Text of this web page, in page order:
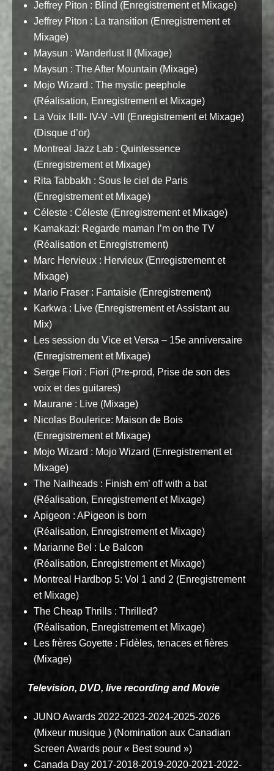
Jeffrey Piton : Blind (Enregistrement et Mixage)
Jeffrey Piton : La transition (Enregistrement et
Mixage)
Maysun : Wanderlust II (Mixage)
Maysun : The After Mountain (Mixage)
Mojo Wizard : The mystic peephole
(Réalisation, Enregistrement et Mixage)
La Voix II-III- IV-V -VII (Enregistrement et Mixage)
(Disque d’or)
Montreal Jazz Lab : Quintessence
(Enregistrement et Mixage)
Rita Tabbakh : Sous le ciel de Paris
(Enregistrement et Mixage)
Céleste : Céleste (Enregistrement et Mixage)
Kamakazi: Regarde maman I’m on the TV
(Réalisation et Enregistrement)
Marc Hervieux : Hervieux (Enregistrement et
Mixage)
Mario Fraser : Fantaisie (Enregistrement)
Karkwa : Live (Enregistrement et Assistant au
Mix)
Les session du Vice et Versa – 15e anniversaire
(Enregistrement et Mixage)
Serge Fiori : Fiori (Pre-prod, Prise de son des
voix et des guitares)
Maurane : Live (Mixage)
Nicolas Boulerice: Maison de Bois
(Enregistrement et Mixage)
Mojo Wizard : Mojo Wizard (Enregistrement et
Mixage)
The Nailheads : Finish em’ off with a bat
(Réalisation, Enregistrement et Mixage)
Apigeon : APigeon is born
(Réalisation, Enregistrement et Mixage)
Marianne Bel : Le Balcon
(Réalisation, Enregistrement et Mixage)
Montreal Hardbop 5: Vol 1 and 2 (Enregistrement
et Mixage)
The Cheap Thrills : Thrilled?
(Réalisation, Enregistrement et Mixage)
Les frères Goyette : Fidèles, tenaces et fières
(Mixage)
Television, DVD, live recording and Movie
JUNO Awards 2022-2023-2024-2025-2026
(Mixeur musique ) (Nomination aux Canadian
Screen Awards pour « Best sound »)
Canada Day 2017-2018-2019-2020-2021-2022-